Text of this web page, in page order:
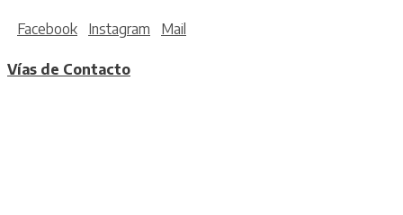
Facebook Instagram Mail
Vías de Contacto